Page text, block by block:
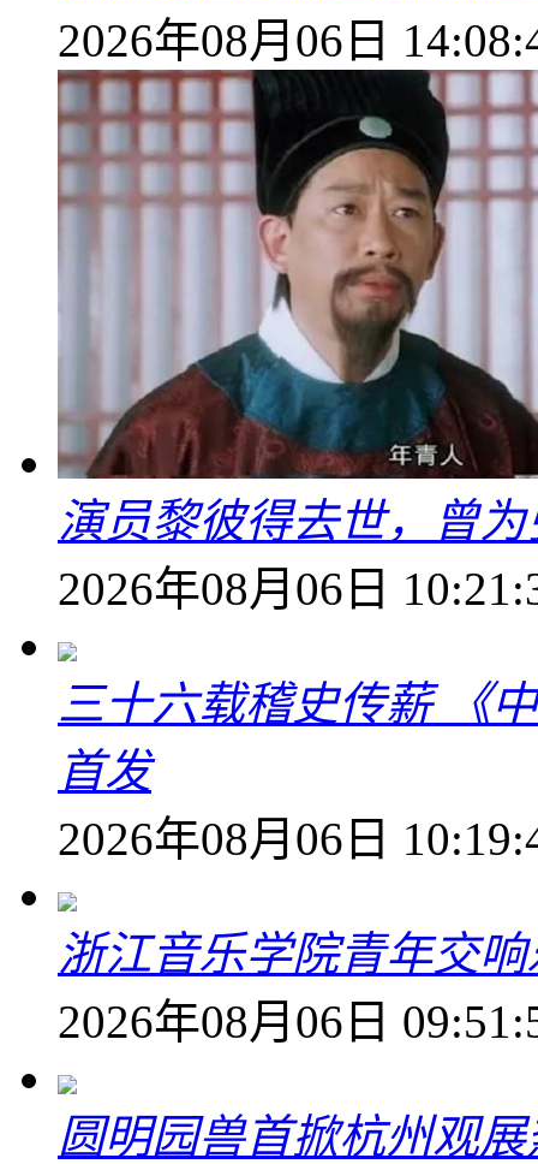
2026年08月06日
演员黎彼得去世，曾
2026年08月06日
三十六载稽史传薪 《
首发
2026年08月06日
浙江音乐学院青年交
2026年08月06日
圆明园兽首掀杭州观